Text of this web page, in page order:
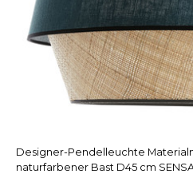
Designer-Pendelleuchte
naturfarbener Bast D45 cm